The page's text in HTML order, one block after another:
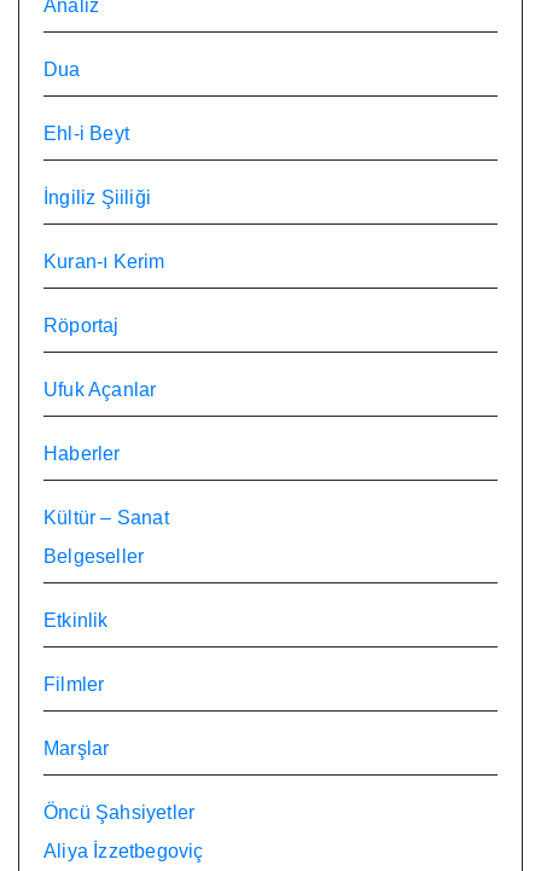
Analiz
Dua
Ehl-i Beyt
İngiliz Şiiliği
Kuran-ı Kerim
Röportaj
Ufuk Açanlar
Haberler
Kültür – Sanat
Belgeseller
Etkinlik
Filmler
Marşlar
Öncü Şahsiyetler
Aliya İzzetbegoviç